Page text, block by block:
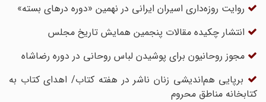
روایت روزه‌داری اسیران ایرانی در نهمین «دوره درهای بسته»
انتشار چکیده مقالات پنجمین همایش تاریخ مجلس
مجوز روحانیون برای پوشیدن لباس روحانی در دوره رضاشاه
برپایی هم‌اندیشی زنان ناشر در هفته کتاب/ اهدای کتاب به
کتابخانه مناطق محروم